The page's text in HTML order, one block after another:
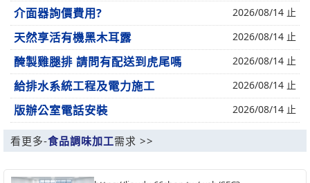
介面器詢價費用? 2026/08/14 止
天然享活有機黑木耳露 2026/08/14 止
醃製雞腿排 請問有配送到虎尾嗎 2026/08/14 止
給排水系統工程及電力施工 2026/08/14 止
版辦公室電話安裝 2026/08/14 止
看更多-食品調味加工需求 >>